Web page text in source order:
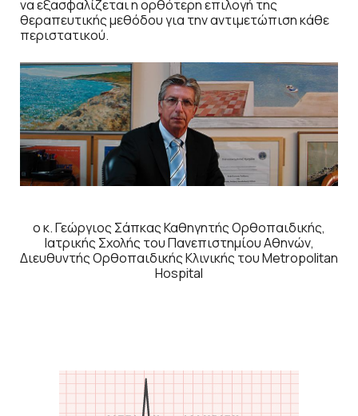
να εξασφαλίζεται η ορθότερη επιλογή της
θεραπευτικής μεθόδου για την αντιμετώπιση κάθε
περιστατικού.
ο κ. Γεώργιος Σάπκας Καθηγητής Ορθοπαιδικής,
Ιατρικής Σχολής του Πανεπιστημίου Αθηνών,
Διευθυντής Ορθοπαιδικής Κλινικής του Metropolitan
Hospital